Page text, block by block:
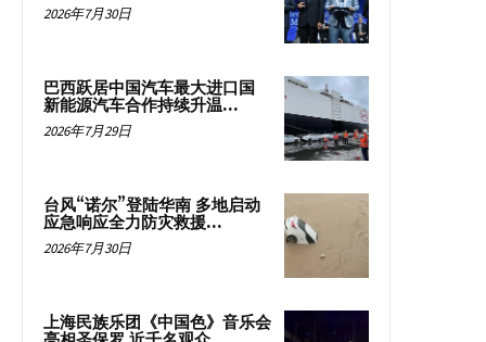
2026年7月30日
巴西跃居中国汽车最大进口国
新能源汽车合作持续升温...
2026年7月29日
台风“诺尔”登陆华南 多地启动
应急响应全力防灾救援...
2026年7月30日
上海民族乐团《中国色》音乐会